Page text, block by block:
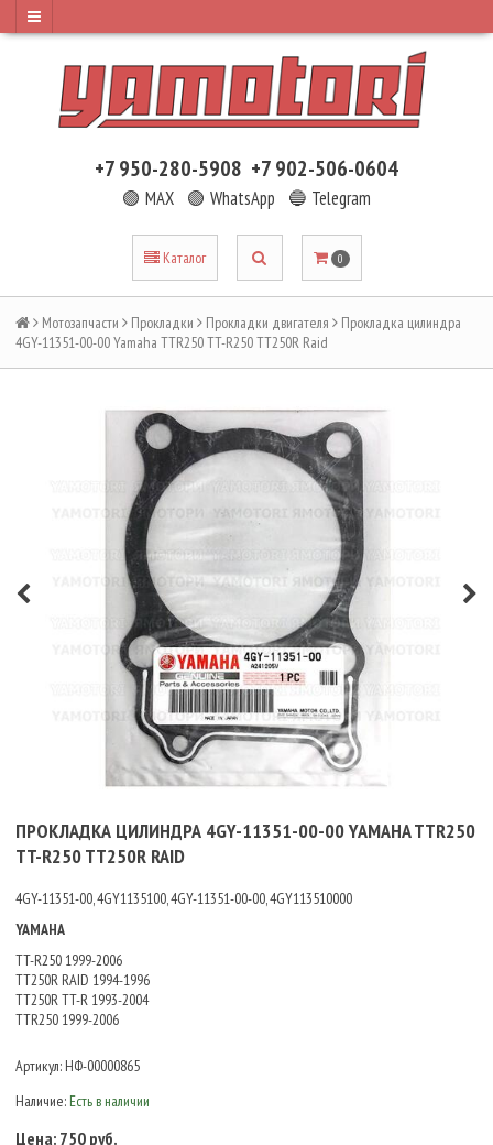
+7 950-280-5908 +7 902-506-0604
🟢 MAX 🟢 WhatsApp 🔵 Telegram
Каталог 0
Мотозапчасти Прокладки Прокладки двигателя
Прокладка цилиндра
4GY-11351-00-00 Yamaha TTR250 TT-R250 TT250R Raid
ПРОКЛАДКА ЦИЛИНДРА 4GY-11351-00-00 YAMAHA TTR250
TT-R250 TT250R RAID
4GY-11351-00, 4GY1135100, 4GY-11351-00-00, 4GY113510000
YAMAHA
TT-R250 1999-2006
TT250R RAID 1994-1996
TT250R TT-R 1993-2004
TTR250 1999-2006
Артикул: НФ-00000865
Наличие: Есть в наличии
Цена: 750 руб.